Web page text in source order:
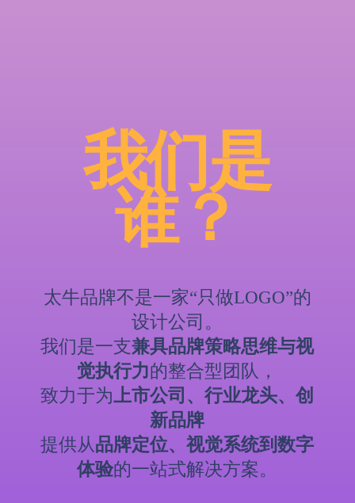
我们是
谁？
太牛品牌不是一家“只做LOGO”的
设计公司。
我们是一支兼具品牌策略思维与视
觉执行力的整合型团队，
致力于为上市公司、行业龙头、创
新品牌
提供从品牌定位、视觉系统到数字
体验的一站式解决方案。